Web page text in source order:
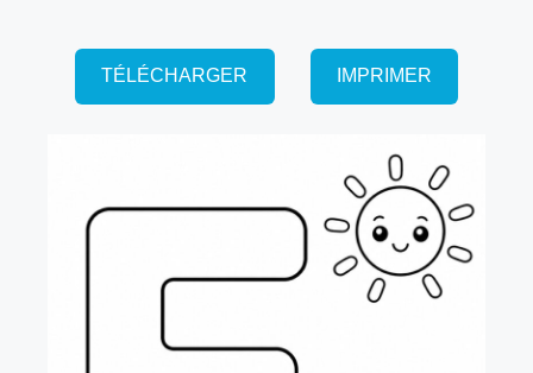
TÉLÉCHARGER IMPRIMER